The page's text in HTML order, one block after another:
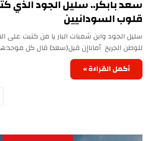
‏سعد بابكر.. سليل الجود الذي
قلوب السودانيين
سليل الجود وابن شمبات البار‏ يا من كتبت على
للوطن الجريح أمانا‏إن قيل(سعد) قال كل
أكمل القراءة »